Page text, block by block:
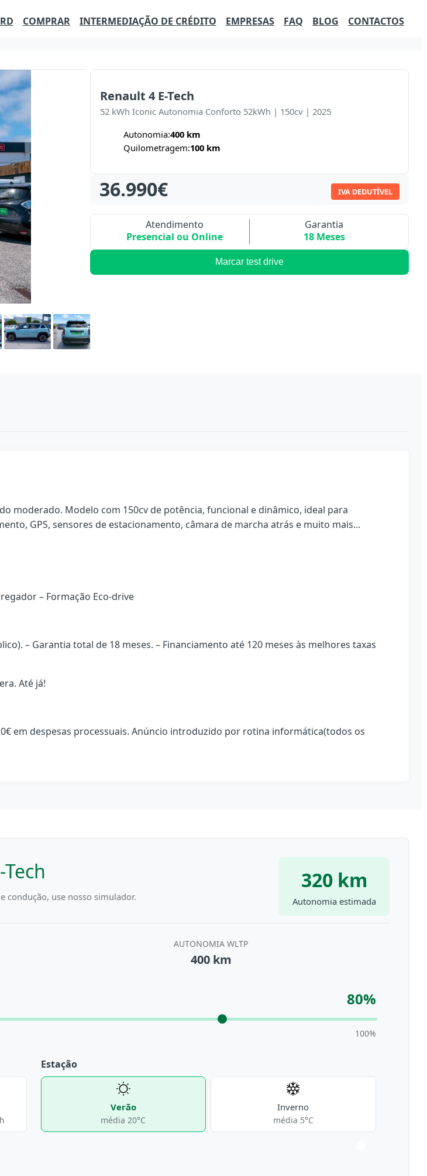
COMPRAR INTERMEDIAÇÃO DE CRÉDITO EMPRESAS FAQ BLOG CONTACTOS
Renault 4 E-Tech
52 kWh Iconic Autonomia Conforto 52kWh | 150cv | 2025
Autonomia:400 km
Quilometragem:100 km
36.990€ IVA DEDUTÍVEL
Atendimento
Presencial ou Online
Garantia
18 Meses
Marcar test drive
moderado. Modelo com 150cv de potência, funcional e dinâmico, ideal para
GPS, sensores de estacionamento, câmara de marcha atrás e muito mais...
– Formação Eco-drive
– Garantia total de 18 meses. – Financiamento até 120 meses às melhores taxas
Até já!
em despesas processuais. Anúncio introduzido por rotina informática(todos os
condução, use nosso simulador.
320 km
Autonomia estimada
AUTONOMIA WLTP
400 km
80%
100%
Estação
Verão
média 20°C
Inverno
média 5°C